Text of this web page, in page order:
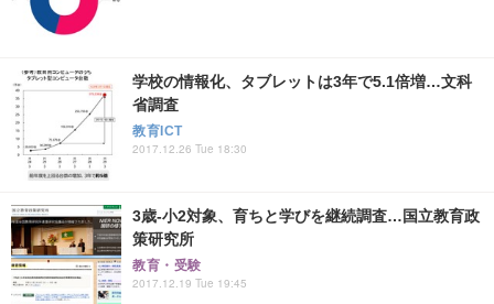
学校の情報化、タブレットは3年で5.1倍増…文科
省調査
教育ICT
2017.12.26 Tue 18:30
3歳-小2対象、育ちと学びを継続調査…国立教育政
策研究所
教育・受験
2017.12.19 Tue 19:45